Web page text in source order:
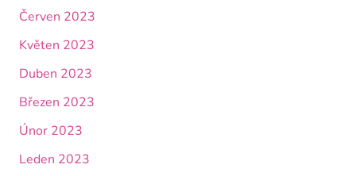
Červen 2023
Květen 2023
Duben 2023
Březen 2023
Únor 2023
Leden 2023